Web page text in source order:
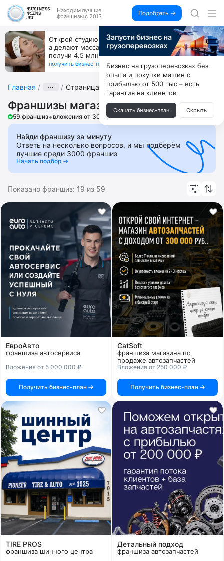
Находим лучшие
франшизы с 2013
Подобрать →
Открой студию, где не колют и не режут,
а делают массаж лица руками и в первый же год
получи 4.5 млн
получить бизнес-план ↓
Главная ··· Страница 3
Франшизы магазинов автозапчастей
59 франшиз•вложения от 30 000 ₽
Найди франшизу за минуту
Ответь на несколько вопросов, и мы подберём
лучшие среди 3000 франшиз
Начать подбор →
Показано франшиз: 19 из 59
ЕвроАвто
франшиза автосервиса
Вложения от 5 000 000 ₽
Получить бизнес-план
CatSoft
франшиза магазина по
продаже автозапчастей
Вложения от 250 000 ₽
Получить бизнес-план
TIRE PROS
франшиза шинного центра
Детальный подход
франшиза автозапчастей
Бизнес на грузоперевозках без
опыта и покупки машин с
прибылью от 500 тыс – есть
гарантия на клиентов
Скачать бизнес-план Скрыть